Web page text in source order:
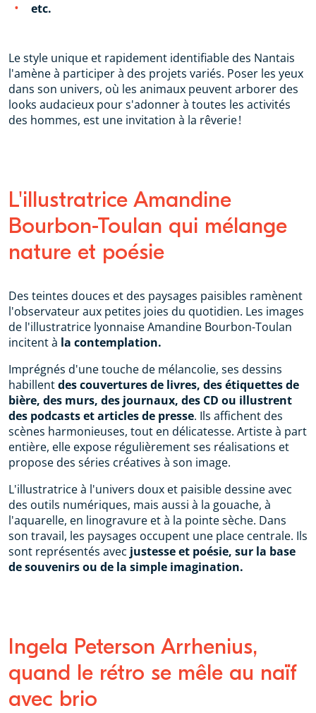
etc.
Le style unique et rapidement identifiable des Nantais
l'amène à participer à des projets variés. Poser les yeux
dans son univers, où les animaux peuvent arborer des
looks audacieux pour s'adonner à toutes les activités
des hommes, est une invitation à la rêverie !
L'illustratrice Amandine
Bourbon-Toulan qui mélange
nature et poésie
Des teintes douces et des paysages paisibles ramènent
l'observateur aux petites joies du quotidien. Les images
de l'illustratrice lyonnaise Amandine Bourbon-Toulan
incitent à la contemplation.
Imprégnés d'une touche de mélancolie, ses dessins
habillentdes couvertures de livres, des étiquettes de
bière, des murs, des journaux, des CD ou illustrent
des podcasts et articles de presse. Ils affichent des
scènes harmonieuses, tout en délicatesse. Artiste à part
entière, elle expose régulièrement ses réalisations et
propose des séries créatives à son image.
L'illustratrice à l'univers doux et paisible dessine avec
des outils numériques, mais aussi à la gouache, à
l'aquarelle, en linogravure et à la pointe sèche. Dans
son travail, les paysages occupent une place centrale. Ils
sont représentés avec justesse et poésie, sur la base
de souvenirs ou de la simple imagination.
Ingela Peterson Arrhenius,
quand le rétro se mêle au naïf
avec brio